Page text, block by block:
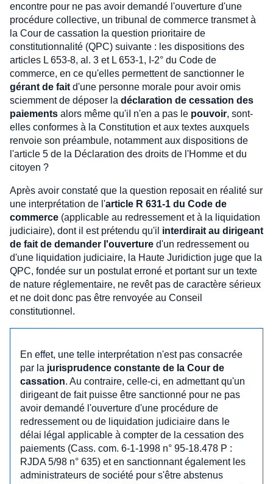
encontre pour ne pas avoir demandé l'ouverture d'une
procédure collective, un tribunal de commerce transmet à
la Cour de cassation la question prioritaire de
constitutionnalité (QPC) suivante : les dispositions des
articles L 653-8, al. 3 et L 653-1, I-2° du Code de
commerce, en ce qu'elles permettent de sanctionner le
gérant de fait d'une personne morale pour avoir omis
sciemment de déposer la déclaration de cessation des
paiements alors même qu'iI n'en a pas le pouvoir, sont-
elles conformes à la Constitution et aux textes auxquels
renvoie son préambule, notamment aux dispositions de
l'article 5 de la Déclaration des droits de l'Homme et du
citoyen ?
Après avoir constaté que la question reposait en réalité sur
une interprétation de l'article R 631-1 du Code de
commerce (applicable au redressement et à la liquidation
judiciaire), dont il est prétendu qu'il interdirait au dirigeant
de fait de demander l'ouverture d'un redressement ou
d'une liquidation judiciaire, la Haute Juridiction juge que la
QPC, fondée sur un postulat erroné et portant sur un texte
de nature réglementaire, ne revêt pas de caractère sérieux
et ne doit donc pas être renvoyée au Conseil
constitutionnel.
En effet, une telle interprétation n'est pas consacrée
par la jurisprudence constante de la Cour de
cassation. Au contraire, celle-ci, en admettant qu'un
dirigeant de fait puisse être sanctionné pour ne pas
avoir demandé l'ouverture d'une procédure de
redressement ou de liquidation judiciaire dans le
délai légal applicable à compter de la cessation des
paiements (Cass. com. 6-1-1998 n° 95-18.478 P :
RJDA 5/98 n° 635) et en sanctionnant également les
administrateurs de société pour s'être abstenus